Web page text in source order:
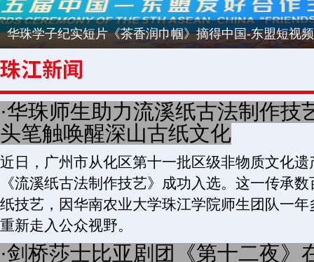
首届“广传杯”国际生态摄影大赛颁奖典礼在华珠举办
·华珠师生助力流溪纸古法制作技
头笔触唤醒深山古纸文化
近日，广州市从化区第十一批区级非物质文化
《流溪纸古法制作技艺》成功入选。这一传承
纸技艺，因华南农业大学珠江学院师生团队一
重新走入公众视野。
·剑桥莎士比亚剧团《第十二夜》